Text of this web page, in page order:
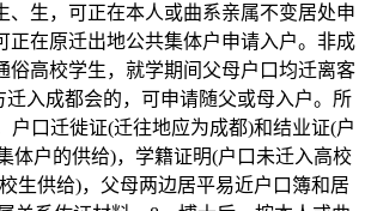
、生，可正在本人或曲系亲属不变居处申
正在原迁出地公共集体户申请入户。非成
俗高校学生，就学期间父母户口均迁离客
迁入成都会的，可申请随父或母入户。所
户口迁徙证(迁往地应为成都)和结业证(户
体户的供给)，学籍证明(户口未迁入高校
生供给)，父母两边居平易近户口簿和居